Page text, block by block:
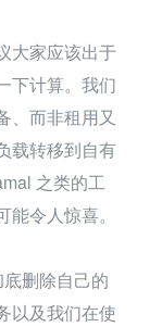
大家应该出于
下计算。我们
、而非租用又
载转移到自有
之类的工
令人惊喜。
删除自己的
以及我们在使